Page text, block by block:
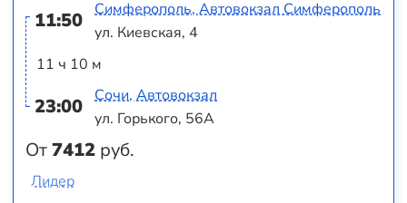
11:50
11 ч 10 м
23:00
От7412 руб.
Симферополь, Автовокзал Симферополь
ул. Киевская, 4
Сочи, Автовокзал
ул. Горького, 56А
Лидер